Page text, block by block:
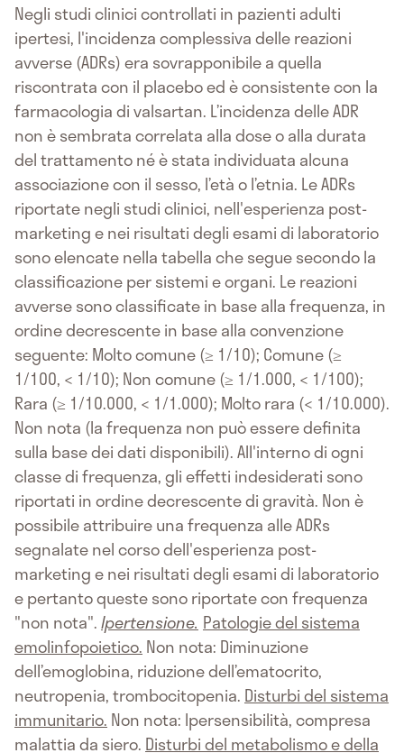
Negli studi clinici controllati in pazienti adulti
ipertesi, l'incidenza complessiva delle reazioni
avverse (ADRs) era sovrapponibile a quella
riscontrata con il placebo ed è consistente con la
farmacologia di valsartan. L’incidenza delle ADR
non è sembrata correlata alla dose o alla durata
del trattamento né è stata individuata alcuna
associazione con il sesso, l’età o l’etnia. Le ADRs
riportate negli studi clinici, nell'esperienza post-
marketing e nei risultati degli esami di laboratorio
sono elencate nella tabella che segue secondo la
classificazione per sistemi e organi. Le reazioni
avverse sono classificate in base alla frequenza, in
ordine decrescente in base alla convenzione
seguente: Molto comune (≥ 1/10); Comune (≥
1/100, < 1/10); Non comune (≥ 1/1.000, < 1/100);
Rara (≥ 1/10.000, < 1/1.000); Molto rara (< 1/10.000).
Non nota (la frequenza non può essere definita
sulla base dei dati disponibili). All'interno di ogni
classe di frequenza, gli effetti indesiderati sono
riportati in ordine decrescente di gravità. Non è
possibile attribuire una frequenza alle ADRs
segnalate nel corso dell'esperienza post-
marketing e nei risultati degli esami di laboratorio
e pertanto queste sono riportate con frequenza
"non nota".Ipertensione. Patologie del sistema
emolinfopoietico. Non nota: Diminuzione
dell’emoglobina, riduzione dell’ematocrito,
neutropenia, trombocitopenia. Disturbi del sistema
immunitario. Non nota: Ipersensibilità, compresa
malattia da siero. Disturbi del metabolismo e della